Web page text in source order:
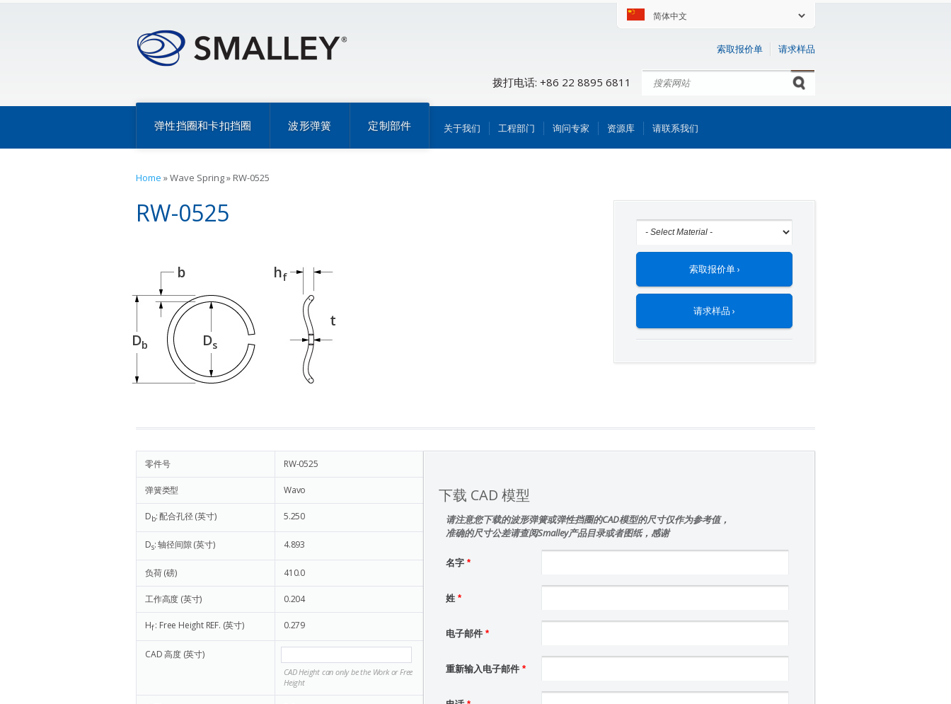
索取报价单 请求样品
拨打电话: +86 22 8895 6811 Search form
搜索
弹性挡圈和卡扣挡圈 波形弹簧 定制部件 关于我们 工程部门 询问专家 资源库 请联系我们
Home »Wave Spring» RW-0525
RW-0525
b hf
Ds
Db
t
索取报价单 ›
请求样品 ›
零件号 RW-0525
弹簧类型 Wavo
Db: 配合孔径 (英寸) 5.250
Ds: 轴径间隙 (英寸) 4.893
负荷 (磅) 410.0
工作高度 (英寸) 0.204
Hf: Free Height REF. (英寸) 0.279
CAD 高度 (英寸)
CAD Height can only be the Work or Free
Height
下载 CAD 模型
请注意您下载的波形弹簧或弹性挡圈的CAD模型的尺寸仅作为参考值，
准确的尺寸公差请查阅Smalley产品目录或者图纸，感谢
名字 *
姓 *
电子邮件 *
重新输入电子邮件 *